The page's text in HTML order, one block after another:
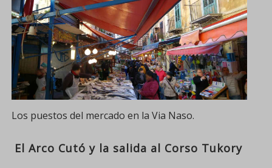
Los puestos del mercado en la Via Naso.
El Arco Cutó y la salida al Corso Tukory